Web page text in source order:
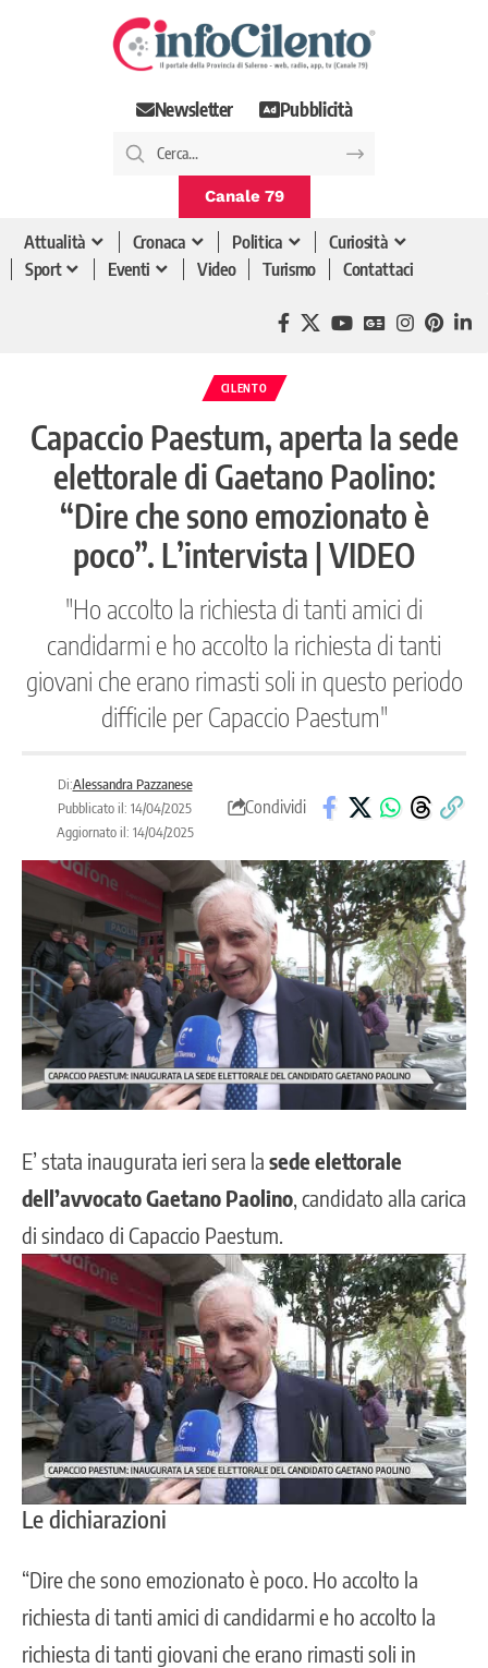
Newsletter Pubblicità
Canale 79
Attualità Cronaca Politica
Curiosità
Sport
Eventi Video Turismo Contattaci
CILENTO
Capaccio Paestum, aperta la sede
elettorale di Gaetano Paolino:
“Dire che sono emozionato è
poco”. L’intervista | VIDEO
"Ho accolto la richiesta di tanti amici di
candidarmi e ho accolto la richiesta di tanti
giovani che erano rimasti soli in questo periodo
difficile per Capaccio Paestum"
Di:Alessandra Pazzanese
Pubblicato il: 14/04/2025
Aggiornato il: 14/04/2025
Condividi
E’ stata inaugurata ieri sera la sede elettorale
dell’avvocatoGaetano Paolino, candidato alla carica
di sindaco di Capaccio Paestum.
Le dichiarazioni
“Dire che sono emozionato è poco. Ho accolto la
richiesta di tanti amici di candidarmi e ho accolto la
richiesta di tanti giovani che erano rimasti soli in